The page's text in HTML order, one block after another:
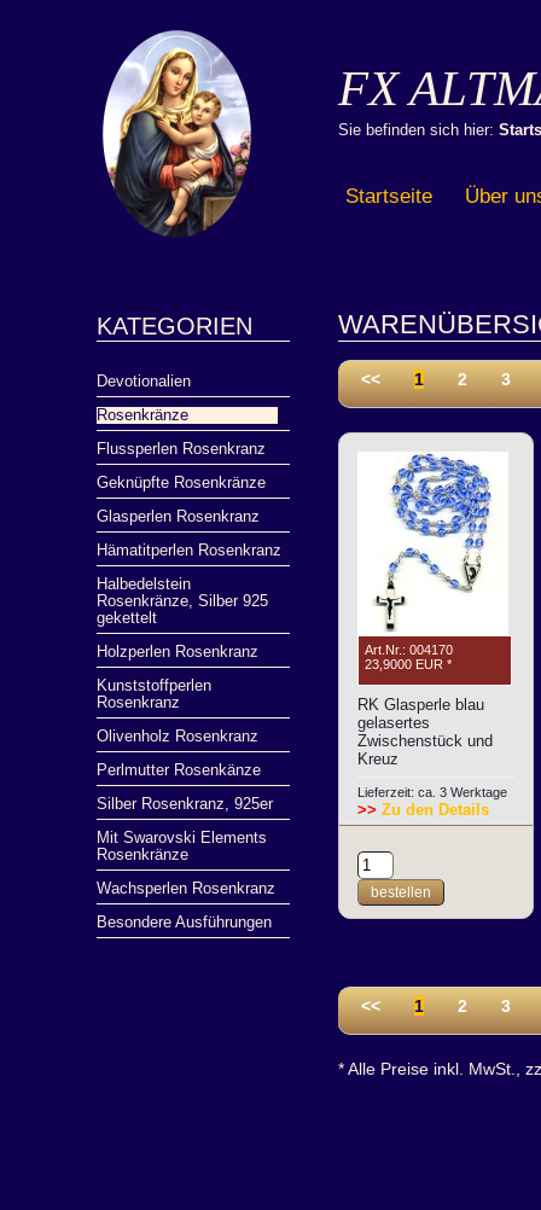
FX
Sie befinden sich hier:
Startseite Über
KATEGORIEN
Devotionalien
Rosenkränze
Flussperlen Rosenkranz
Geknüpfte Rosenkränze
Glasperlen Rosenkranz
Hämatitperlen Rosenkranz
Halbedelstein
Rosenkränze, Silber 925
gekettelt
Holzperlen Rosenkranz
Kunststoffperlen
Rosenkranz
Olivenholz Rosenkranz
Perlmutter Rosenkänze
Silber Rosenkranz, 925er
Mit Swarovski Elements
Rosenkränze
Wachsperlen Rosenkranz
Besondere Ausführungen
<< 1 2 3
Art.Nr.: 004170
23,9000 EUR *
RK Glasperle blau
gelasertes
Zwischenstück und
Kreuz
Lieferzeit: ca. 3 Werktage
>> Zu den Details
bestellen
<< 1 2 3
* Alle Preise inkl. MwSt.,